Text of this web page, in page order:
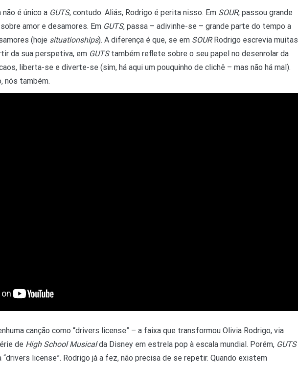
é único a GUTS, contudo. Aliás, Rodrigo é perita nisso. Em SOUR, passou grande
amor e desamores. Em GUTS, passa – adivinhe-se – grande parte do tempo a
(hoje situationships). A diferença é que, se em SOURRodrigo escrevia muitas
da sua perspetiva, em GUTStambém reflete sobre o seu papel no desenrolar da
liberta-se e diverte-se (sim, há aqui um pouquinho de clichê – mas não há mal).
nós também.
canção como “drivers license” – a faixa que transformou Olivia Rodrigo, via
de High School Musicalda Disney em estrela pop à escala mundial. Porém, GUTS
“drivers license”. Rodrigo já a fez, não precisa de se repetir. Quando existem